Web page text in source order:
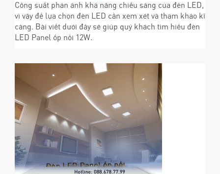
Công suất phản ánh khả năng chiếu sáng của đèn LED,
vì vậy để lựa chọn đèn LED cần xem xét và tham khảo kĩ
càng. Bài viết dưới đây sẽ giúp quý khách tìm hiểu đèn
LED Panel ốp nổi 12W.